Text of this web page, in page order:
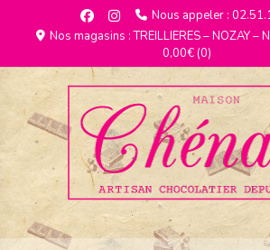
Nous appeler :
Nos magasins : TREILLIERES – NOZAY –
0,00€(0)